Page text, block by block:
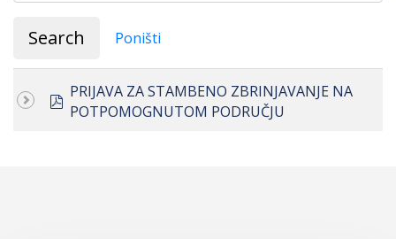
Search Poništi
pdf
PRIJAVA ZA STAMBENO ZBRINJAVANJE NA
POTPOMOGNUTOM PODRUČJU